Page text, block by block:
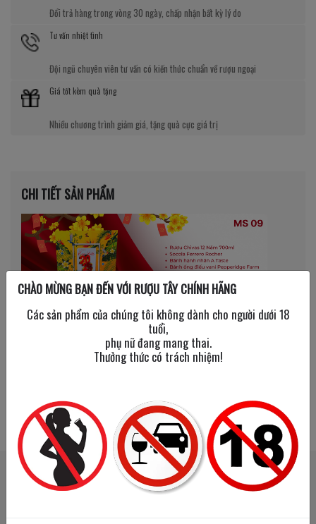
Đổi trả hàng trong vòng 30 ngày, chấp nhận bất kỳ lý do
Tư vấn nhiệt tình
Đội ngũ chuyên viên tư vấn có kiến thức chuẩn về rượu ngoại
Giá tốt kèm quà tặng
Nhiều chương trình giảm giá, tặng quà cực giá trị
CHI TIẾT SẢN PHẨM
SẢN PHẨM LIÊN QUAN SẢN PHẨM ĐÃ XEM
Happy
CHÀO MỪNG BẠN ĐẾN VỚI RƯỢU TÂY CHÍNH HÃNG
Các sản phẩm của chúng tôi không dành cho người dưới 18
tuổi,
phụ nữ đang mang thai.
Thưởng thức có trách nhiệm!